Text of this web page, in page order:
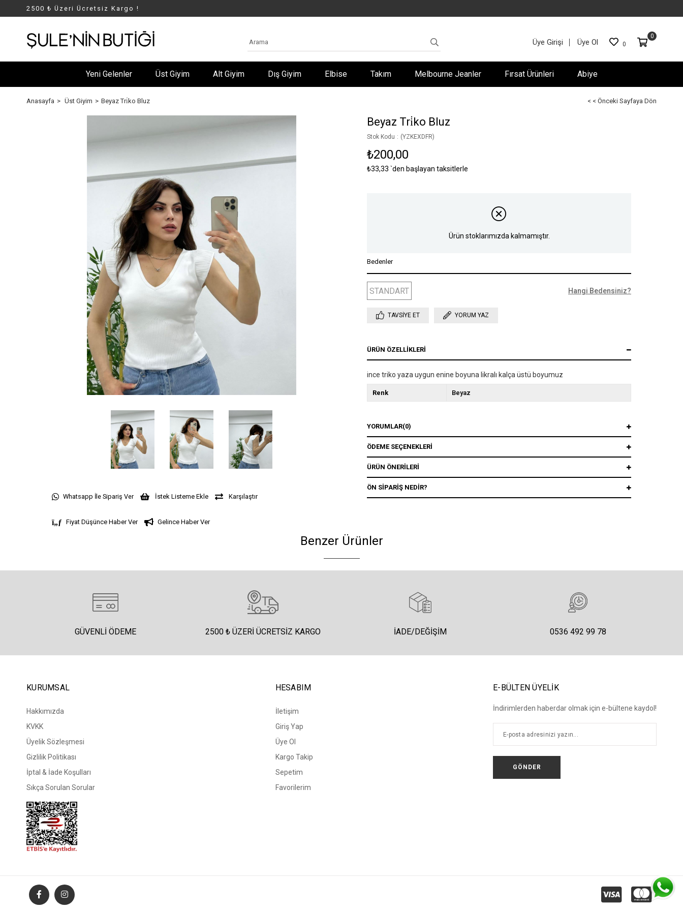
2500 ₺ Üzeri Ücretsiz Kargo !
0
0
Üye Girişi Üye Ol
Yeni Gelenler Üst Giyim Alt Giyim Dış Giyim Elbise Takım Melbourne Jeanler Fırsat Ürünleri Abiye
Anasayfa Üst Giyim Beyaz Tri̇ko Bluz < < Önceki Sayfaya Dön
Whatsapp İle Sipariş Ver İstek Listeme Ekle Karşılaştır
Fiyat Düşünce Haber Ver Gelince Haber Ver
Beyaz Tri̇ko Bluz
Stok Kodu (YZKEXDFR)
₺200,00
₺33,33 `den başlayan taksitlerle
Ürün stoklarımızda kalmamıştır.
Bedenler
STANDART Hangi Bedensiniz?
TAVSIYE ET YORUM YAZ
ÜRÜN ÖZELLIKLERI
ince triko yaza uygun enine boyuna likralı kalça üstü boyumuz
Renk Beyaz
YORUMLAR(0)
ÖDEME SEÇENEKLERI
ÜRÜN ÖNERILERI
ÖN SIPARIŞ NEDIR?
Benzer Ürünler
GÜVENLI ÖDEME 2500 ₺ ÜZERI ÜCRETSIZ KARGO İADE/DEĞIŞIM 0536 492 99 78
KURUMSAL
Hakkımızda
KVKK
Üyelik Sözleşmesi
Gizlilik Politikası
İptal & İade Koşulları
Sıkça Sorulan Sorular
HESABIM
İletişim
Giriş Yap
Üye Ol
Kargo Takip
Sepetim
Favorilerim
E-BÜLTEN ÜYELİK
İndirimlerden haberdar olmak için e-bültene kaydol!
GÖNDER